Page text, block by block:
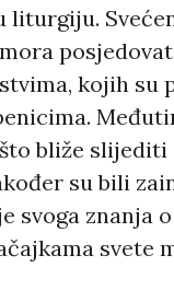
liturgiju.
kojih su
bliže slijediti
su bili
svoga znanja
svete